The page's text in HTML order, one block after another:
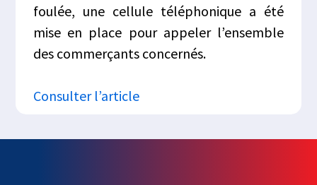
foulée, une cellule téléphonique a été
mise en place pour appeler l’ensemble
des commerçants concernés.
Consulter l’article